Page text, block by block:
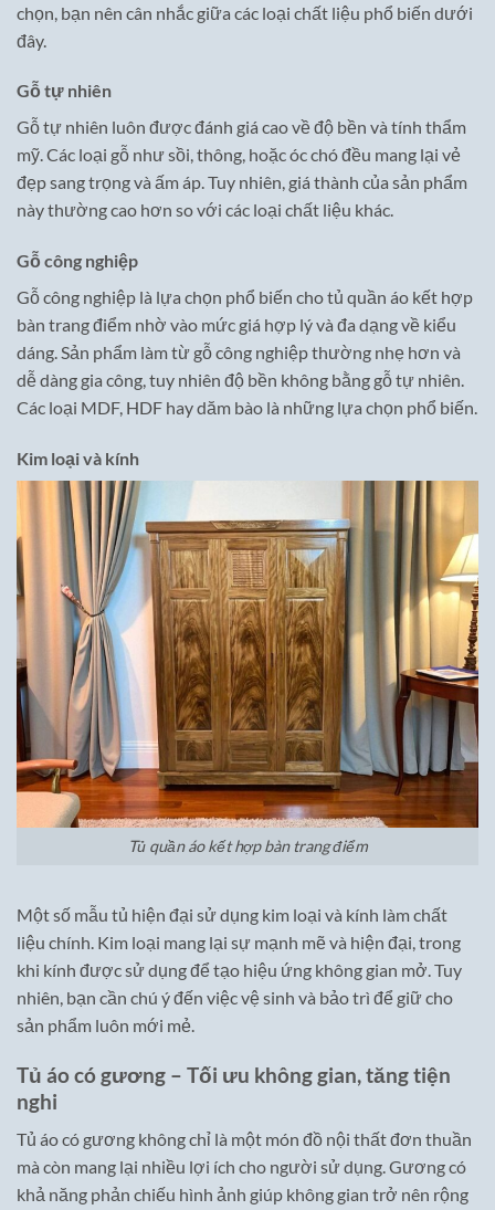
chọn, bạn nên cân nhắc giữa các loại chất liệu phổ biến dưới
đây.
Gỗ tự nhiên
Gỗ tự nhiên luôn được đánh giá cao về độ bền và tính thẩm
mỹ. Các loại gỗ như sồi, thông, hoặc óc chó đều mang lại vẻ
đẹp sang trọng và ấm áp. Tuy nhiên, giá thành của sản phẩm
này thường cao hơn so với các loại chất liệu khác.
Gỗ công nghiệp
Gỗ công nghiệp là lựa chọn phổ biến cho tủ quần áo kết hợp
bàn trang điểm nhờ vào mức giá hợp lý và đa dạng về kiểu
dáng. Sản phẩm làm từ gỗ công nghiệp thường nhẹ hơn và
dễ dàng gia công, tuy nhiên độ bền không bằng gỗ tự nhiên.
Các loại MDF, HDF hay dăm bào là những lựa chọn phổ biến.
Kim loại và kính
Tủ quần áo kết hợp bàn trang điểm
Một số mẫu tủ hiện đại sử dụng kim loại và kính làm chất
liệu chính. Kim loại mang lại sự mạnh mẽ và hiện đại, trong
khi kính được sử dụng để tạo hiệu ứng không gian mở. Tuy
nhiên, bạn cần chú ý đến việc vệ sinh và bảo trì để giữ cho
sản phẩm luôn mới mẻ.
Tủ áo có gương – Tối ưu không gian, tăng tiện
nghi
Tủ áo có gương không chỉ là một món đồ nội thất đơn thuần
mà còn mang lại nhiều lợi ích cho người sử dụng. Gương có
khả năng phản chiếu hình ảnh giúp không gian trở nên rộng